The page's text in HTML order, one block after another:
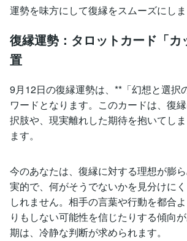
運勢を味方にして復縁をスムーズにしま
復縁運勢：タロットカード「カ
置
9月12日の復縁運勢は、**「幻想と選択
ワードとなります。このカードは、復
択肢や、現実離れした期待を抱いてし
ます。
今のあなたは、復縁に対する理想が膨
実的で、何がそうでないかを見分けに
しれません。相手の言葉や行動を都合
りもしない可能性を信じたりする傾向
期は、冷静な判断が求められます。